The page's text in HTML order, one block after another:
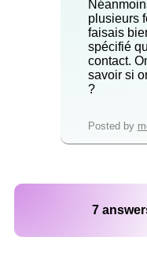
plusieurs
faisais
spécifié
contact.
savoir si
?
Posted by
7